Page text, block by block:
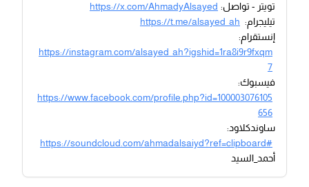
تويتر - تواصل: https://x.com/AhmadyAlsayed
تيليجرام: https://t.me/alsayed_ah
إنستقرام:
https://instagram.com/alsayed_ah?igshid=1ra8i9r9fxqm
7
فيسبوك:
https://www.facebook.com/profile.php?id=100003076105
656
ساوندكلاود:
https://soundcloud.com/ahmadalsaiyd?ref=clipboard#
أحمد_السيد